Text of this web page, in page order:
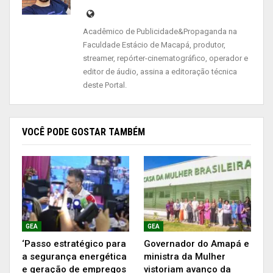
comentou Ezequias Costa, secretário de estado
do Trabalho e Empreendedorismo.
Feira e oficinas
Acadêmico de Publicidade&Propaganda na
Faculdade Estácio de Macapá, produtor,
streamer, repórter-cinematográfico, operador e
editor de áudio, assina a editoração técnica
deste Portal.
VOCÊ PODE GOSTAR TAMBÉM
GEA
‘Passo estratégico para
a segurança energética
e geração de empregos
GEA
Governador do Amapá e
ministra da Mulher
vistoriam avanço da